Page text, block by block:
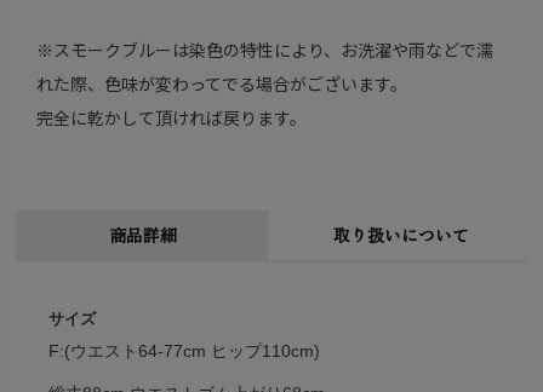
※スモークブルーは染色の特性により、お洗濯や雨などで濡
れた際、色味が変わってでる場合がございます。
完全に乾かして頂ければ戻ります。
商品詳細 取り扱いについて
サイズ
F:(ウエスト64-77cm ヒップ110cm)